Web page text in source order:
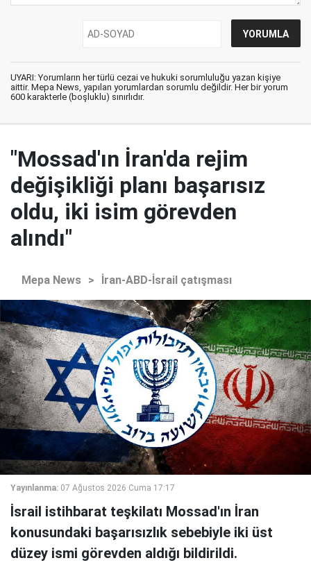
UYARI: Yorumların her türlü cezai ve hukuki sorumluluğu yazan kişiye
aittir. Mepa News, yapılan yorumlardan sorumlu değildir. Her bir yorum
600 karakterle (boşluklu) sınırlıdır.
"Mossad'ın İran'da rejim
değişikliği planı başarısız
oldu, iki isim görevden
alındı"
Mepa News > İran-ABD-İsrail çatışması
Yayınlanma: 07 Ağustos 2026 Cuma 17:17
İsrail istihbarat teşkilatı Mossad'ın İran
konusundaki başarısızlık sebebiyle iki üst
düzey ismi görevden aldığı bildirildi.